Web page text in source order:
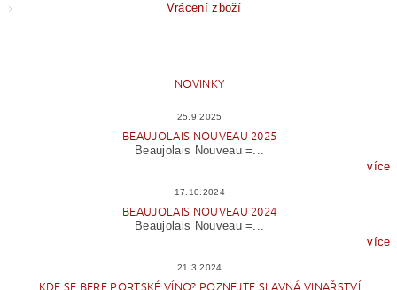
Vrácení zboží
NOVINKY
25.9.2025
BEAUJOLAIS NOUVEAU 2025
Beaujolais Nouveau =...
více
17.10.2024
BEAUJOLAIS NOUVEAU 2024
Beaujolais Nouveau =...
více
21.3.2024
KDE SE BERE PORTSKÉ VÍNO? POZNEJTE SLAVNÁ VINAŘSTVÍ